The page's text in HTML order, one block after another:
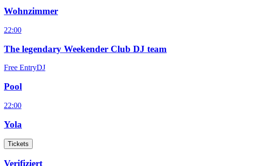
Wohnzimmer
22:00
The legendary Weekender Club DJ team
Free EntryDJ
Pool
22:00
Yola
Tickets
Verifiziert